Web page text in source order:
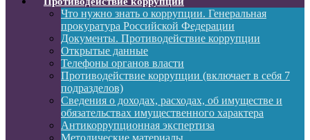
Что нужно знать о коррупции. Генеральная
прокуратура Российской Федерации
Документы. Противодействие коррупции
Открытые данные
Телефоны органов власти
Противодействие коррупции (включает в себя 7
подразделов)
Сведения о доходах, расходах, об имуществе и
обязательствах имущественного характера
Антикоррупционная экспертиза
Методические материалы